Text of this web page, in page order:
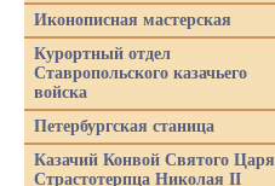
Иконописная мастерская
Курортный отдел
Ставропольского казачьего
войска
Петербургская станица
Казачий Конвой Святого Царя
Страстотерпца Николая II